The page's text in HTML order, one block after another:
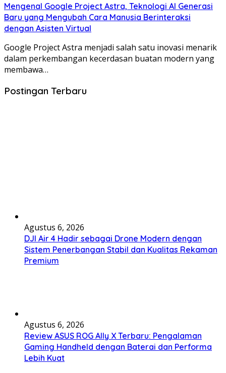
Mengenal Google Project Astra, Teknologi AI Generasi
Baru yang Mengubah Cara Manusia Berinteraksi
dengan Asisten Virtual
Google Project Astra menjadi salah satu inovasi menarik
dalam perkembangan kecerdasan buatan modern yang
membawa…
Postingan Terbaru
Agustus 6, 2026
DJI Air 4 Hadir sebagai Drone Modern dengan
Sistem Penerbangan Stabil dan Kualitas Rekaman
Premium
Agustus 6, 2026
Review ASUS ROG Ally X Terbaru: Pengalaman
Gaming Handheld dengan Baterai dan Performa
Lebih Kuat